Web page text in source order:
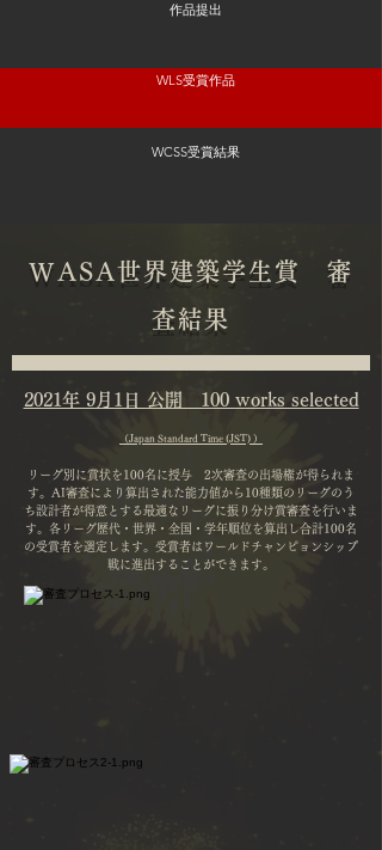
作品提出
WLS受賞作品
WCSS受賞結果
​WASA世界建築学生賞 審
査結果
2021年 9月1日 公開 100 works selected
（Japan Standard Time (JST) ）
リーグ別に賞状を100名に授与 2次審査の出場権が得られま
す。 AI審査により算出された能力値から10種類のリーグのう
ち設計者が得意とする最適なリーグに振り分け賞審査を行いま
す。各リーグ歴代・世界・全国・学年順位を算出し合計100名
の受賞者を選定します。受賞者はワールドチャンピョンシップ
戦に進出することができます。